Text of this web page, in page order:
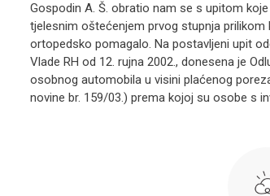
Gospodin A. Š. obratio nam se s upitom
tjelesnim oštećenjem prvog stupnja
ortopedsko pomagalo. Na postavljeni upit
Vlade RH od 12. rujna 2002., donesena je
osobnog automobila u visini plaćenog
novine br. 159/03.) prema kojoj su osobe s